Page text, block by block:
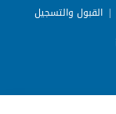
| القبول والتسجيل